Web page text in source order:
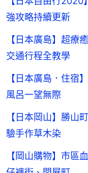
強攻略持續更新
【日本廣島】超療
交通行程全教學
【日本廣島．住
風呂一望無際
【日本岡山】勝
驗手作草木染
【岡山購物】市區